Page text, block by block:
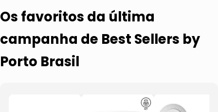
Os favoritos da última
campanha de Best Sellers by
Porto Brasil